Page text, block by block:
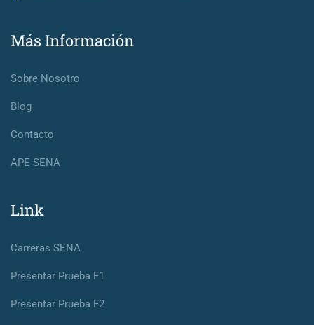
Más Información
Sobre Nosotro
Blog
Contacto
APE SENA
Link
Carreras SENA
Presentar Prueba F1
Presentar Prueba F2